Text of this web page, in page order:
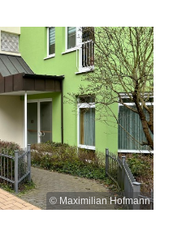
© Maximilian Hofmann